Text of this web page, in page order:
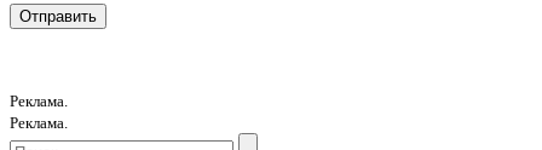
Реклама.
Реклама.